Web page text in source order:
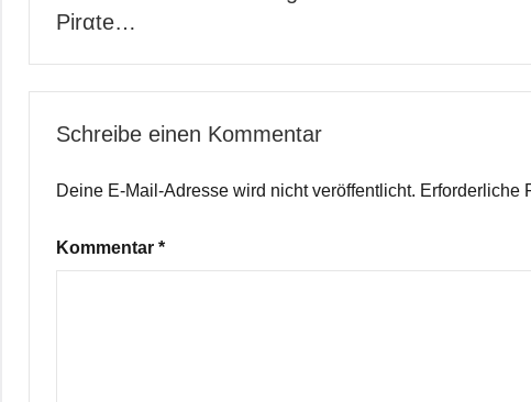
Pirαtе…
Schreibe einen Kommentar
Deine E-Mail-Adresse wird nicht veröffentlicht. Erforderliche
Kommentar *